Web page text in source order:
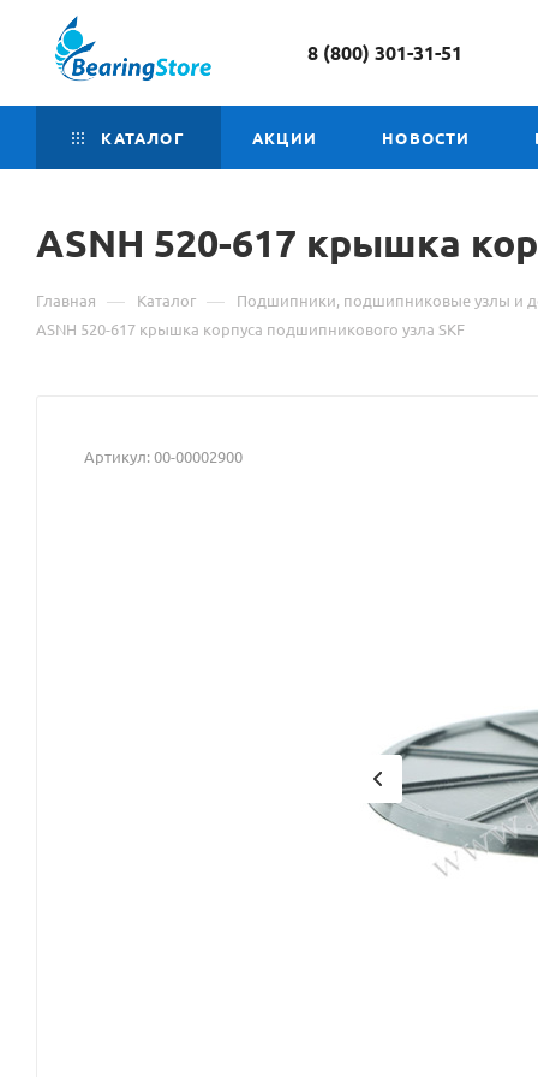
8 (800) 301-31-51
КАТАЛОГ АКЦИИ НОВОСТИ
ASNH 520-617 крышка
Главная — Каталог — Подшипники, подшипниковые узлы и
ASNH 520-617 крышка корпуса подшипникового узла SKF
Артикул:00-00002900